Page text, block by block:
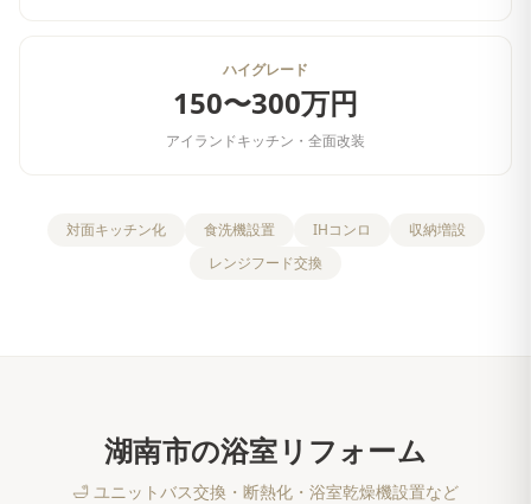
ハイグレード
150〜300万円
アイランドキッチン・全面改装
対面キッチン化 食洗機設置 IHコンロ
収納増設
レンジフード交換
湖南市の浴室リフォーム
🛁 ユニットバス交換・断熱化・浴室乾燥機設置など